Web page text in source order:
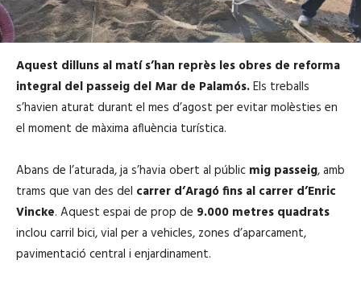
Aquest dilluns al matí s’han reprès les obres de reforma
integral del passeig del Mar de Palamós.Els treballs
s’havien aturat durant el mes d’agost per evitar molèsties en
el moment de màxima afluència turística.
Abans de l’aturada, ja s’havia obert al públic mig passeig, amb
trams que van des del carrer d’Aragó fins al carrer d’Enric
Vincke. Aquest espai de prop de 9.000 metres quadrats
inclou carril bici, vial per a vehicles, zones d’aparcament,
pavimentació central i enjardinament.